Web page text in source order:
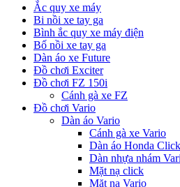
Ắc quy xe máy
Bi nồi xe tay ga
Bình ắc quy xe máy điện
Bố nồi xe tay ga
Dàn áo xe Future
Đồ chơi Exciter
Đồ chơi FZ 150i
Cánh gà xe FZ
Đồ chơi Vario
Dàn áo Vario
Cánh gà xe Vario
Dàn áo Honda Click
Dàn nhựa nhám
Mặt nạ click
Mặt nạ Vario